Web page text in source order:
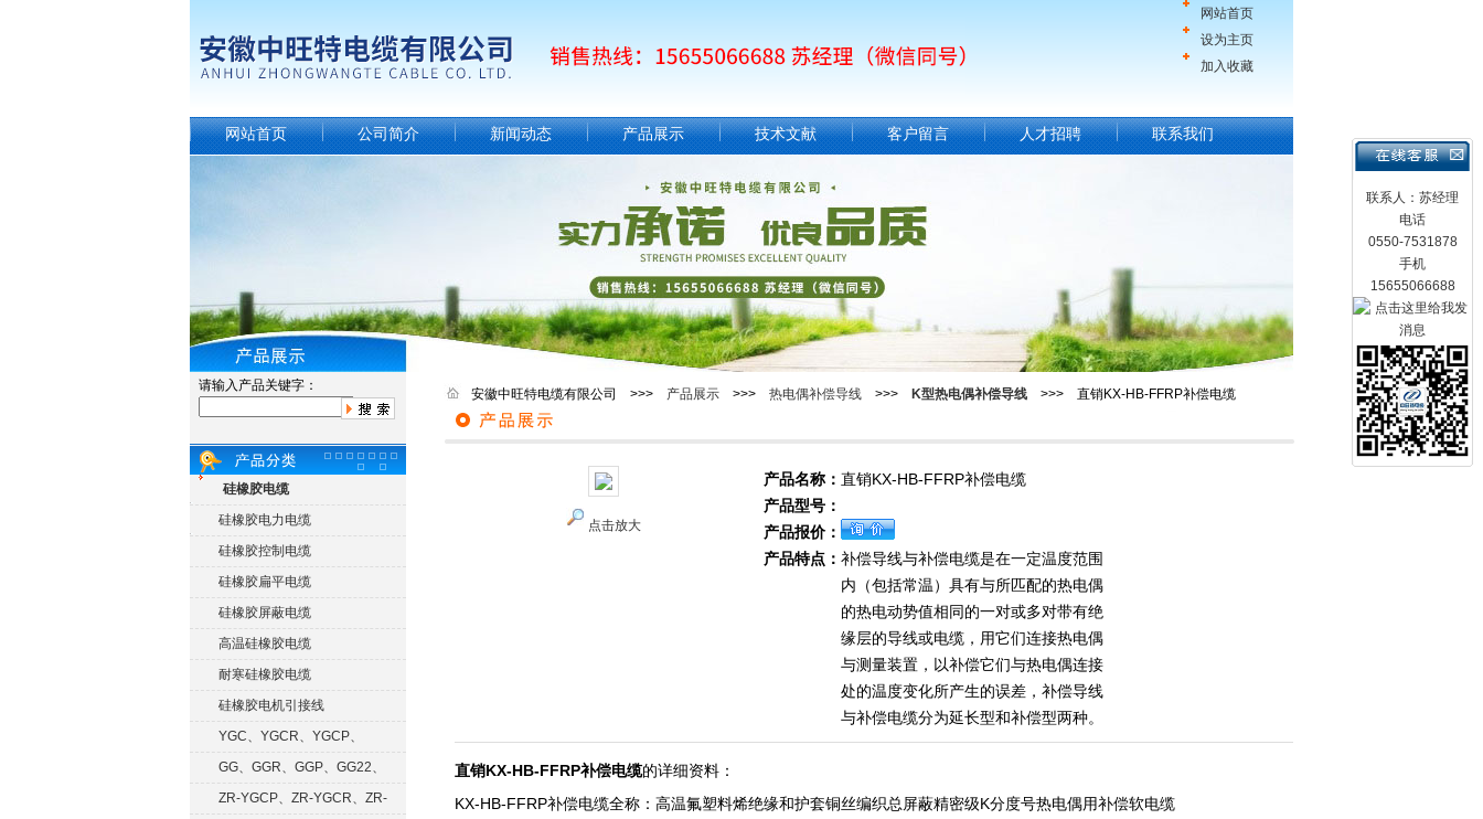
网站首页
设为主页
加入收藏
联系人：苏经理
电话
0550-7531878
手机
15655066688
网站首页 公司简介 新闻动态 产品展示 技术文献 客户留言 人才招聘 联系我们
请输入产品关键字：
硅橡胶电缆
硅橡胶电力电缆
硅橡胶控制电缆
硅橡胶扁平电缆
硅橡胶屏蔽电缆
高温硅橡胶电缆
耐寒硅橡胶电缆
硅橡胶电机引接线
YGC、YGCR、YGCP、
YGCRP
GG、GGR、GGP、GG22、
GGRP
ZR-YGCP、ZR-YGCR、ZR-
安徽中旺特电缆有限公司 >>> 产品展示 >>> 热电偶补偿导线 >>> K型热电偶补偿导线 >>> 直销KX-HB-FFRP补偿电缆
点击放大
产品名称： 直销KX-HB-FFRP补偿电缆
产品型号：
产品报价：
产品特点： 补偿导线与补偿电缆是在一定温度范围
内（包括常温）具有与所匹配的热电偶
的热电动势值相同的一对或多对带有绝
缘层的导线或电缆，用它们连接热电偶
与测量装置，以补偿它们与热电偶连接
处的温度变化所产生的误差，补偿导线
与补偿电缆分为延长型和补偿型两种。
直销KX-HB-FFRP补偿电缆的详细资料：
KX-HB-FFRP补偿电缆全称：高温氟塑料烯绝缘和护套铜丝编织总屏蔽精密级K分度号热电偶用补偿软电缆